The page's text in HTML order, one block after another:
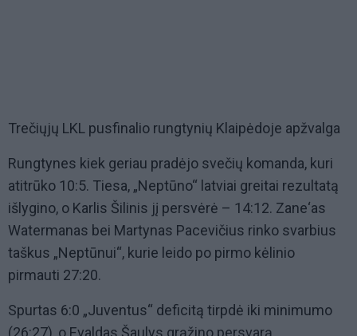
Trečiųjų LKL pusfinalio rungtynių Klaipėdoje apžvalga
Rungtynes kiek geriau pradėjo svečių komanda, kuri
atitrūko 10:5. Tiesa, „Neptūno“ latviai greitai rezultatą
išlygino, o Karlis Šilinis jį persvėrė – 14:12. Zane‘as
Watermanas bei Martynas Pacevičius rinko svarbius
taškus „Neptūnui“, kurie leido po pirmo kėlinio
pirmauti 27:20.
Spurtas 6:0 „Juventus“ deficitą tirpdė iki minimumo